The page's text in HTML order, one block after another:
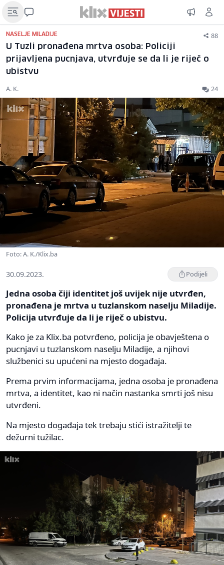
NASELJE MILADIJE 88
U Tuzli pronađena mrtva osoba: Policiji
prijavljena pucnjava, utvrđuje se da li je riječ o
ubistvu
A. K. 24
Foto: A. K./Klix.ba
30.09.2023. Podijeli
Jedna osoba čiji identitet još uvijek nije utvrđen,
pronađena je mrtva u tuzlanskom naselju Miladije.
Policija utvrđuje da li je riječ o ubistvu.
Kako je za Klix.ba potvrđeno, policija je obavještena o
pucnjavi u tuzlanskom naselju Miladije, a njihovi
službenici su upućeni na mjesto događaja.
Prema prvim informacijama, jedna osoba je pronađena
mrtva, a identitet, kao ni način nastanka smrti još nisu
utvrđeni.
Na mjesto događaja tek trebaju stići istražitelji te
dežurni tužilac.